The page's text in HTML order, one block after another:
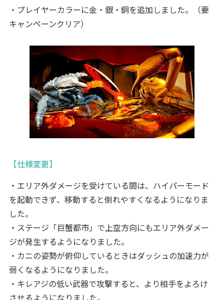
・プレイヤーカラーに金・銀・銅を追加しました。（要
キャンペーンクリア）
【仕様変更】
・エリア外ダメージを受けている間は、ハイパーモード
を起動できず、移動すると倒れやすくなるようになりま
した。
・ステージ「巨蟹都市」で上空方向にもエリア外ダメー
ジが発生するようになりました。
・カニの姿勢が俯仰しているときはダッシュの加速力が
弱くなるようになりました。
・キレアジの低い武器で攻撃すると、より相手をよろけ